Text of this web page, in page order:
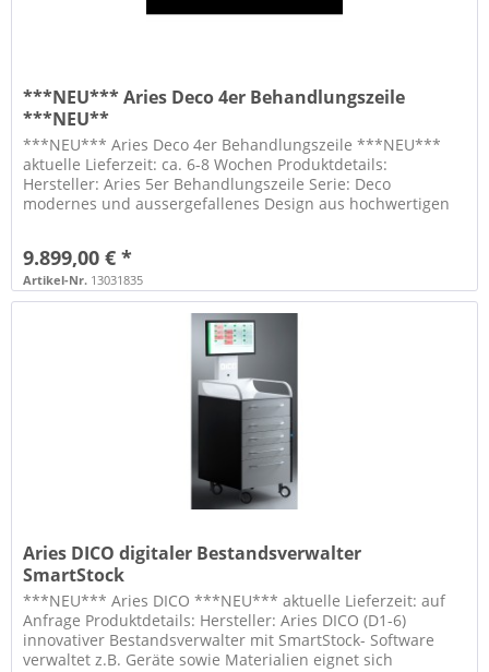
***NEU*** Aries Deco 4er Behandlungszeile
***NEU**
***NEU*** Aries Deco 4er Behandlungszeile ***NEU***
aktuelle Lieferzeit: ca. 6-8 Wochen Produktdetails:
Hersteller: Aries 5er Behandlungszeile Serie: Deco
modernes und aussergefallenes Design aus hochwertigen
9.899,00 € *
Artikel-Nr. 13031835
Aries DICO digitaler Bestandsverwalter
SmartStock
***NEU*** Aries DICO ***NEU*** aktuelle Lieferzeit: auf
Anfrage Produktdetails: Hersteller: Aries DICO (D1-6)
innovativer Bestandsverwalter mit SmartStock- Software
verwaltet z.B. Geräte sowie Materialien eignet sich